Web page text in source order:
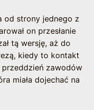
od strony jednego z
on przesłanie
tą wersję, aż do
kiedy to kontakt
przeddzień zawodów
miała dojechać na